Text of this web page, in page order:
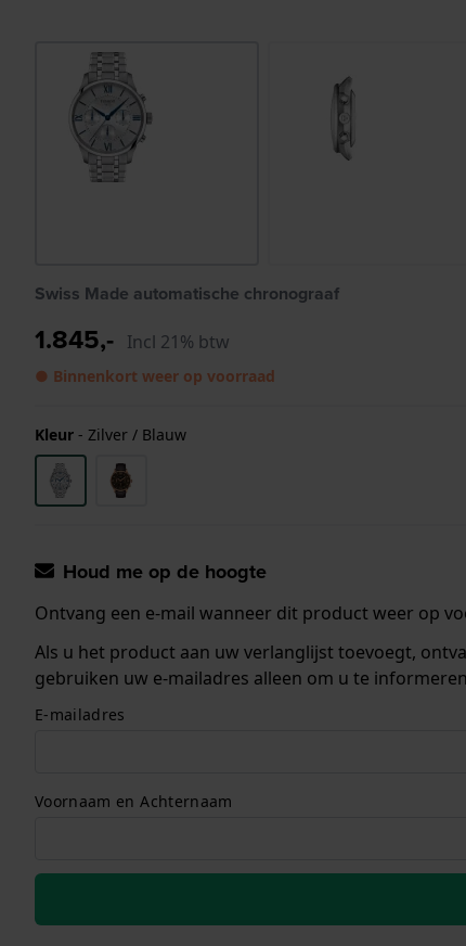
Swiss Made automatische chronograaf
1.845,- Incl 21% btw
● Binnenkort weer op voorraad
Kleur - Zilver / Blauw
Houd me op de hoogte
Ontvang een e-mail wanneer dit product weer op
Als u het product aan uw verlanglijst toevoegt,
gebruiken uw e-mailadres alleen om u te
E-mailadres
Voornaam en Achternaam